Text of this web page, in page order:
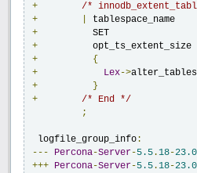
+
/*
+
+
+
+
{
+
Lex->
+
}
+
/* End */
;
logfile_group_info:
---
Percona-Server-5.5.18-23.0
+++ Percona-Server-5.5.18-23.0